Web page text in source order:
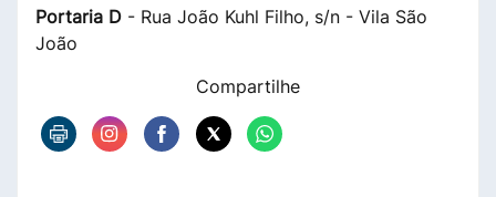
Portaria D - Rua João Kuhl Filho, s/n - Vila São
João
Compartilhe